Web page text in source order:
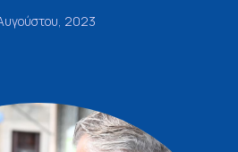
2023